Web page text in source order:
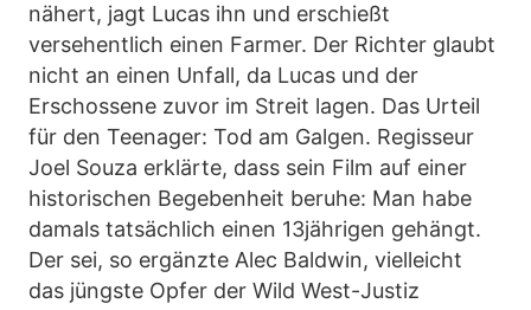
nähert, jagt Lucas ihn und erschießt
versehentlich einen Farmer. Der Richter glaubt
nicht an einen Unfall, da Lucas und der
Erschossene zuvor im Streit lagen. Das Urteil
für den Teenager: Tod am Galgen. Regisseur
Joel Souza erklärte, dass sein Film auf einer
historischen Begebenheit beruhe: Man habe
damals tatsächlich einen 13jährigen gehängt.
Der sei, so ergänzte Alec Baldwin, vielleicht
das jüngste Opfer der Wild West-Justiz